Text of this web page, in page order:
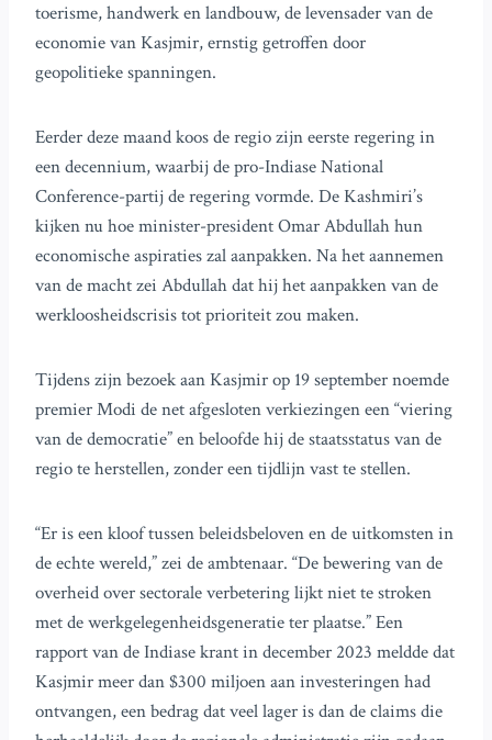
toerisme, handwerk en landbouw, de levensader van de
economie van Kasjmir, ernstig getroffen door
geopolitieke spanningen.
Eerder deze maand koos de regio zijn eerste regering in
een decennium, waarbij de pro-Indiase National
Conference-partij de regering vormde. De Kashmiri’s
kijken nu hoe minister-president Omar Abdullah hun
economische aspiraties zal aanpakken. Na het aannemen
van de macht zei Abdullah dat hij het aanpakken van de
werkloosheidscrisis tot prioriteit zou maken.
Tijdens zijn bezoek aan Kasjmir op 19 september noemde
premier Modi de net afgesloten verkiezingen een “viering
van de democratie” en beloofde hij de staatsstatus van de
regio te herstellen, zonder een tijdlijn vast te stellen.
“Er is een kloof tussen beleidsbeloven en de uitkomsten in
de echte wereld,” zei de ambtenaar. “De bewering van de
overheid over sectorale verbetering lijkt niet te stroken
met de werkgelegenheidsgeneratie ter plaatse.” Een
rapport van de Indiase krant in december 2023 meldde dat
Kasjmir meer dan $300 miljoen aan investeringen had
ontvangen, een bedrag dat veel lager is dan de claims die